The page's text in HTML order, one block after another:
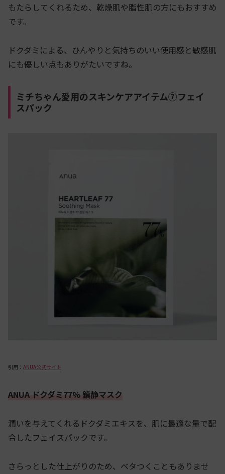
もたらしてくれるため、乾燥肌や脂性肌の方にもおすすめ
です。
ドクダミによる、ひんやりと気持ちのいい使用感と敏感肌
にも優しい点もありがたいですね。
ミチちゃん愛用のスキンケアアイテム⑦フェイ
スパック
引用： ANUA公式サイト
ANUA ドクダミ77% 鎮静マスク
潤いを与えてくれるドクダミエキスを、肌に最適な量で配
合したフェイスパックです。
さらっとした仕上がりのため、ベタつくこともありませ